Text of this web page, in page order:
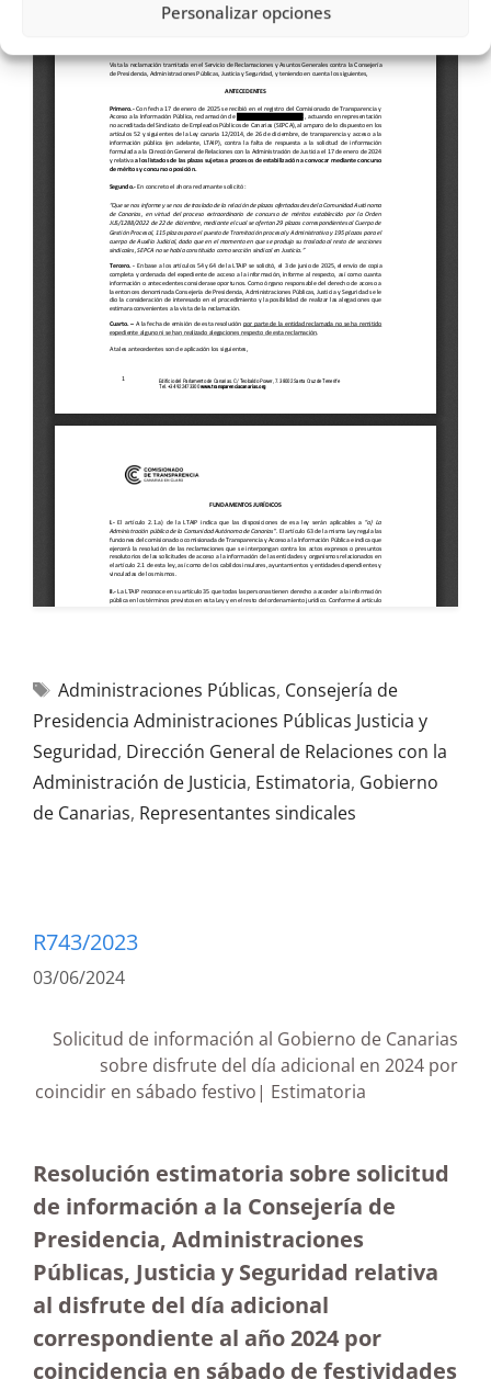
Personalizar opciones
Administraciones Públicas, Consejería de
Presidencia Administraciones Públicas Justicia y
Seguridad, Dirección General de Relaciones con la
Administración de Justicia, Estimatoria, Gobierno
de Canarias, Representantes sindicales
R743/2023
03/06/2024
Solicitud de información al Gobierno de Canarias
sobre disfrute del día adicional en 2024 por
coincidir en sábado festivo| Estimatoria
Resolución estimatoria sobre solicitud
de información a la Consejería de
Presidencia, Administraciones
Públicas, Justicia y Seguridad relativa
al disfrute del día adicional
correspondiente al año 2024 por
coincidencia en sábado de festividades